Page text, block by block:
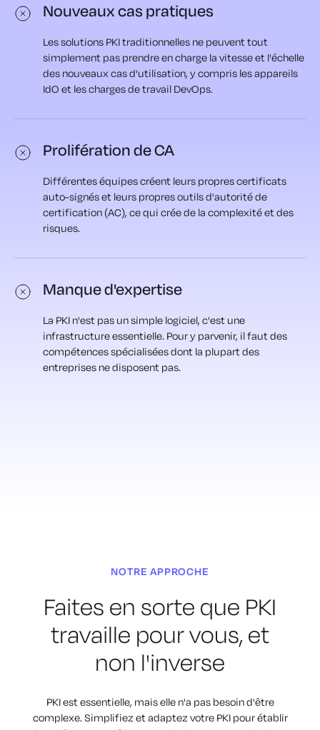
Nouveaux cas pratiques
Les solutions PKI traditionnelles ne peuvent tout
simplement pas prendre en charge la vitesse et l'échelle
des nouveaux cas d'utilisation, y compris les appareils
IdO et les charges de travail DevOps.
Prolifération de CA
Différentes équipes créent leurs propres certificats
auto-signés et leurs propres outils d'autorité de
certification (AC), ce qui crée de la complexité et des
risques.
Manque d'expertise
La PKI n'est pas un simple logiciel, c'est une
infrastructure essentielle. Pour y parvenir, il faut des
compétences spécialisées dont la plupart des
entreprises ne disposent pas.
NOTRE APPROCHE
Faites en sorte que PKI
travaille pour vous,et
non l'inverse
PKI est essentielle, mais elle n'a pas besoin d'être
complexe. Simplifiez et adaptez votre PKI pour établir